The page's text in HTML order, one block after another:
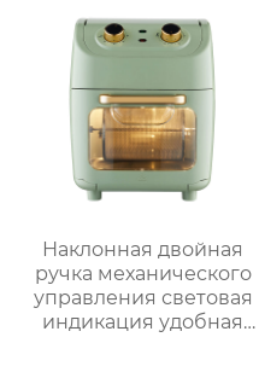
регулируемым
термостатом для
использования на
открытом воздухе
Наклонная двойная
ручка механического
управления световая
индикация удобная